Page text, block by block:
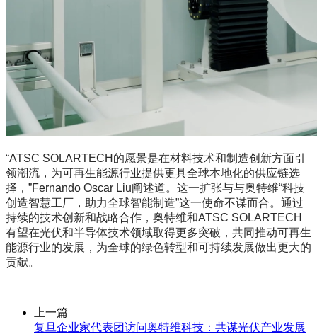
“ATSC SOLARTECH的愿景是在材料技术和制造创新方面引
领潮流，为可再生能源行业提供更具全球本地化的供应链选
择，”Fernando Oscar Liu阐述道。这一扩张与与奥特维“科技
创造智慧工厂，助力全球智能制造”这一使命不谋而合。通过
持续的技术创新和战略合作，奥特维和ATSC SOLARTECH
有望在光伏和半导体技术领域取得更多突破，共同推动可再生
能源行业的发展，为全球的绿色转型和可持续发展做出更大的
贡献。
上一篇
复旦企业家代表团访问奥特维科技：共谋光伏产业发展